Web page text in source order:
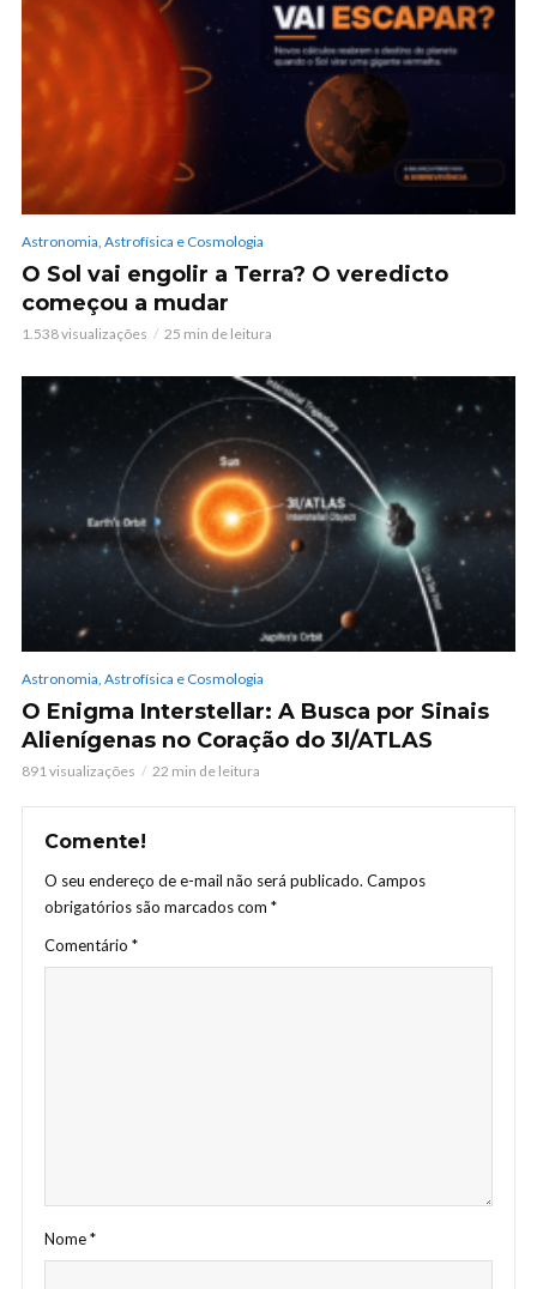
Astronomia, Astrofísica e Cosmologia
O Sol vai engolir a Terra? O veredicto
começou a mudar
1.538 visualizações 25 min de leitura
Astronomia, Astrofísica e Cosmologia
O Enigma Interstellar: A Busca por Sinais
Alienígenas no Coração do 3I/ATLAS
891 visualizações 22 min de leitura
Comente!
O seu endereço de e-mail não será publicado. Campos
obrigatórios são marcados com *
Comentário *
Nome*